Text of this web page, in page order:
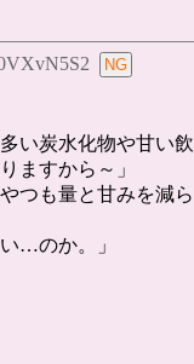
い炭水化物や甘い飲
ますから～」
つも量と甘みを減ら
…のか。」